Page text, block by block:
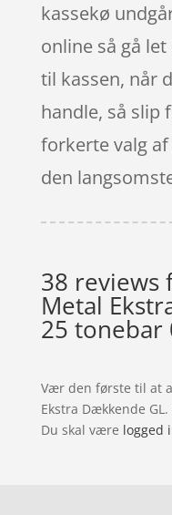
kassekø
online så gå
til kassen, når
handle, så slip
forkerte valg
den
38 reviews
Metal
25 tonebar
Vær den første til at
Ekstra Dækkende
Du skal være logged